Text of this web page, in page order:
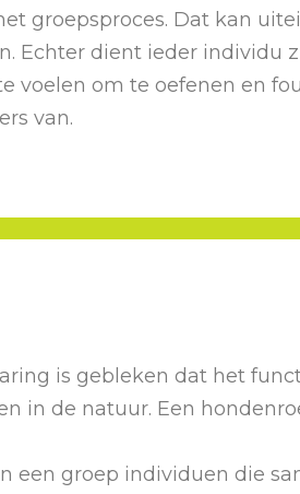
groepsproces. Dat kan
Echter dient ieder individu
voelen om te oefenen en
van.
is gebleken dat het
in de natuur. Een
een groep individuen die